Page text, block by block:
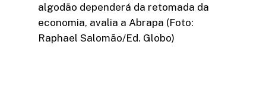
algodão dependerá da retomada da
economia, avalia a Abrapa (Foto:
Raphael Salomão/Ed. Globo)